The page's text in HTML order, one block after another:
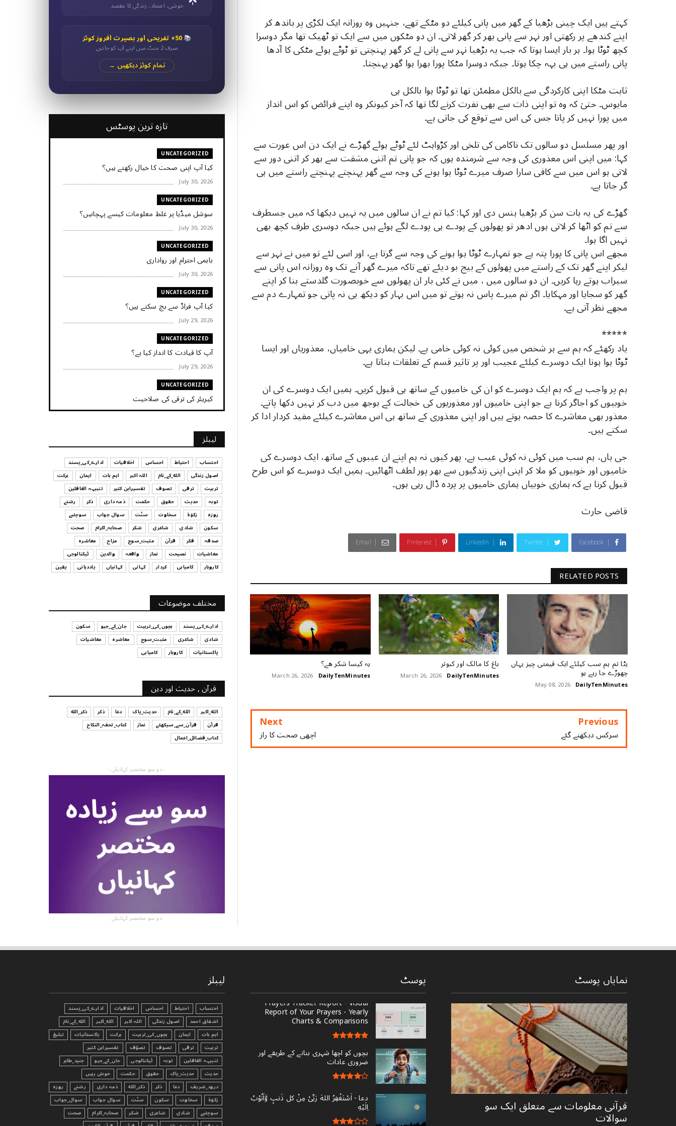
کہتے ہیں ایک چینی بڑھیا کے گھر میں پانی کیلئے دو مٹکے تھے، جنہیں وہ روزانہ ایک لکڑی پر باندھ کر
اپنے کندھے پر رکھتی اور نہر سے پانی بھر کر گھر لاتی۔ ان دو مٹکوں میں سے ایک تو ٹھیک تھا مگر دوسرا
کچھ ٹوٹا ہوا۔ ہر بار ایسا ہوتا کہ جب یہ بڑھیا نہر سے پانی لے کر گھر پہنچتی تو ٹوٹے ہوئے مٹکی کا آدھا
پانی راستے میں ہی بہہ چکا ہوتا۔ جبکہ دوسرا مٹکا پورا بھرا ہوا گھر پہنچتا۔
ثابت مٹکا اپنی کارکردگی سے بالکل مطمئن تھا تو ٹوٹا ہوا بالکل ہی
مایوس۔ حتیٰ کہ وہ تو اپنی ذات سے بھی نفرت کرنے لگا تھا کہ آخر کیونکر وہ اپنے فرائض کو اس انداز
میں پورا نہیں کر پاتا جس کی اس سے توقع کی جاتی ہے۔
اور پھر مسلسل دو سالوں تک ناکامی کی تلخی اور کڑواہٹ لئے ٹوٹے ہوئے گھڑے نے ایک دن اس عورت سے
کہا: میں اپنی اس معذوری کی وجہ سے شرمندہ ہوں کہ جو پانی تم اتنی مشقت سے بھر کر اتنی دور سے
لاتی ہو اس میں سے کافی سارا صرف میرے ٹوٹا ہوا ہونے کی وجہ سے گھر پہنچتے پہنچتے راستے میں ہی
گر جاتا ہے۔
گھڑے کی یہ بات سن کر بڑھیا ہنس دی اور کہا: کیا تم نے ان سالوں میں یہ نہیں دیکھا کہ میں جسطرف
سے تم کو اٹھا کر لاتی ہوں ادھر تو پھولوں کے پودے ہی پودے لگے ہوئے ہیں جبکہ دوسری طرف کچھ بھی
نہیں اگا ہوا۔
مجھے اس پانی کا پورا پتہ ہے جو تمہارے ٹوٹا ہوا ہونے کی وجہ سے گرتا ہے، اور اسی لئے تو میں نے نہر سے
لیکر اپنے گھر تک کے راستے میں پھولوں کے بیج بو دیئے تھے تاکہ میرے گھر آنے تک وہ روزانہ اس پانی سے
سیراب ہوتے رہا کریں۔ ان دو سالوں میں ، میں نے کئی بار ان پھولوں سے خوبصورت گلدستے بنا کر اپنے
گھر کو سجایا اور مہکایا۔ اگر تم میرے پاس نہ ہوتے تو میں اس بہار کو دیکھ ہی نہ پاتی جو تمہارے دم سے
مجھے نظر آتی ہے۔
*****
یاد رکھئے کہ ہم سے ہر شخص میں کوئی نہ کوئی خامی ہے۔ لیکن ہماری یہی خامیاں، معذوریاں اور ایسا
ٹوٹا ہوا ہونا ایک دوسرے کیلئے عجیب اور پر تاثیر قسم کے تعلقات بناتا ہے۔
ہم پر واجب ہے کہ ہم ایک دوسرے کو ان کی خامیوں کے ساتھ ہی قبول کریں۔ ہمیں ایک دوسرے کی ان
خوبیوں کو اجاگر کرنا ہے جو اپنی خامیوں اور معذوریوں کی خجالت کے بوجھ میں دب کر نہیں دکھا پاتے۔
معذور بھی معاشرے کا حصہ ہوتے ہیں اور اپنی معذوری کے ساتھ ہی اس معاشرے کیلئے مفید کردار ادا کر
سکتے ہیں۔
جی ہاں، ہم سب میں کوئی نہ کوئی عیب ہے، پھر کیوں نہ ہم اپنے ان عیبوں کے ساتھ، ایک دوسرے کی
خامیوں اور خوبیوں کو ملا کر اپنی اپنی زندگیوں سے بھر پور لطف اٹھائیں۔ ہمیں ایک دوسرے کو اس طرح
قبول کرنا ہے کہ ہماری خوبیاں ہماری خامیوں پر پردہ ڈال رہی ہوں۔
قاضی حارث
Facebook
Twitter
Linkedin
Pinterest
Email
RELATED POSTS
یٹا تم ہم سب کیلئے ایک قیمتی چیز یہاں
چھوڑے جا رہے ہو
DailyTenMinutes
May 08, 2026
باغ کا مالک اور کبوتر
DailyTenMinutes
March 26, 2026
ﯾﮧ ﮐﯿﺴﺎ ﺷﮑﺮ ﮬﮯ؟
DailyTenMinutes
March 26, 2026
Previous
سرکس دیکھنے گئے
Next
اچھی صحت کا راز
خوشی، اعتماد، زندگی کا مقصد
📚50+ تفریحی اور بصیرت افروز کوئز
صرف 2 منٹ میں اپنے آپ کو جانیں
تمام کوئز دیکھیں →
تازہ ترین پوسٹس
UNCATEGORIZED
کیا آپ اپنی صحت کا خیال رکھتے ہیں؟
July 30, 2026
UNCATEGORIZED
سوشل میڈیا پر غلط معلومات کیسے پہچانیں؟
July 30, 2026
UNCATEGORIZED
باہمی احترام اور رواداری
July 30, 2026
UNCATEGORIZED
کیا آپ فراڈ سے بچ سکتے ہیں؟
July 29, 2026
UNCATEGORIZED
آپ کا قیادت کا انداز کیا ہے؟
July 29, 2026
UNCATEGORIZED
کیریئر کی ترقی کی صلاحیت
July 29, 2026
UNCATEGORIZED
کیا آپ اپنے باس کو مؤثر طریقے سے منظم کر رہے
ہیں
July 29, 2026
UNCATEGORIZED
اس وقت آپ کا موڈ کیسا ہے؟
July 29, 2026
UNCATEGORIZED
قرض لینے اور دینے میں ہوشیاری
July 29, 2026
آپ کا فیصلہ کرنے کا انداز
July 29, 2026
لیبلز
احتساب احتیاط احساس اخلاقیات
ادارے_کی_پسند
اصول زندگی
الله_کے_نام اللہ اکبر اہم بات ایمان
برکت
تربیت
ترقی تصوف تفسیرابن کثیر
تنبیہہ الغافلین
توبہ
حدیث حقوق حکمت ذمہ داری ذکر
رشتے
روزہ
زکوٰۃ سخاوت سنّت سوال جواب
سوچئیے
سکون
شادی شاعری شکر صحابہ_اکرام
صحت
صدقہ
فکر قرآن مثبت_سوچ مزاح
معاشرہ
معاشیات
نصیحت نماز واقعہ والدین
ٹیکنالوجی
کاروبار
کامیابی کردار کہانی کہانیاں یاددہانی یقین
مختلف موضوعات
ادارے_کی_پسند بچوں_کی_تربیت جان_کے_جیو
سکون
شادی
شاعری مثبت_سوچ معاشرہ
معاشیات
پاکستانیات
کاروبار کامیابی
قرآن , حدیث اور دین
الله_اکبر الله_کے_نام حدیث_پاک دعا ذکر
ذکر_الله
قرآن
قرآن_سے_سیکھئے نماز
کتاب_تحفہ_النکاح
کتاب_فضائل_اعمال
- دو سو مختصر کہانیاں -
دو سو مختصر کہانیاں
نمایاں پوسٹ
قرآنی ‏معلومات ‏سے ‏متعلق ‏ایک ‏سو
‏سوالات ‏
پوسٹ
Prayers Tracker Report - Visual
Report of Your Prayers - Yearly
Charts & Comparisons
بچوں کو اچھا شہری بنانے کے طریقے اور
ضروری عادات
دعا - ‎اَسْتَغْفِرُ اللهَ رَبِّىْ مِنْ کل ذَنبٍ وَّاَتُوْبُ
اِلَيْهِ
لیبلز
احتساب احتیاط احساس اخلاقیات
ادارے_کی_پسند
اشفاق احمد
اصول زندگی اللہ اکبر الله_اکبر
الله_کے_نام
اہم بات
ایمان بچوں_کی_تربیت برکت پاکستانیات
تبليغ
تربیت
ترقی تصوف تصوّف
تفسیرابن کثیر
تنبیہہ الغافلین
توبہ ٹیکنالوجی جان_کے_جیو
جنید_طاہر
حدیث
حدیث_پاک حقوق حکمت
خوش رہیں
درود_شریف
دعا ذکر ذکر_الله ذمہ داری رشتے
روزہ
زکوٰۃ
سخاوت سکون سنّت سوال جواب
سوال_جواب
سوچئیے
شادی شاعری شکر صحابہ_اکرام
صحت